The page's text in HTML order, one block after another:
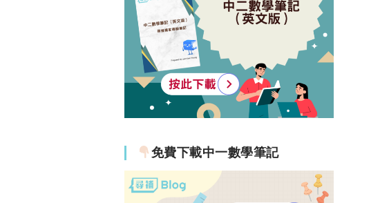
免費下載中一數學筆記